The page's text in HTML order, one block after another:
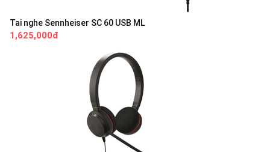
Tai nghe Sennheiser SC 60 USB ML
1,625,000đ